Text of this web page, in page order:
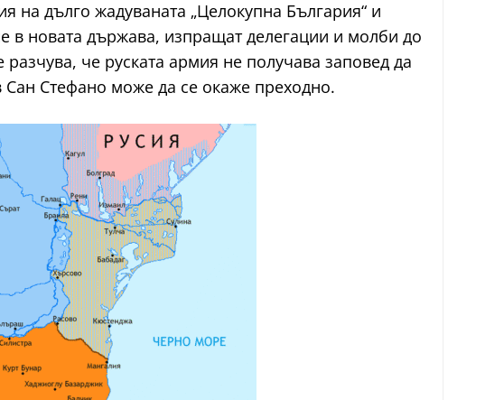
на дълго жадуваната „Целокупна България“ и
в новата държава, изпращат делегации и молби до
че руската армия не получава заповед да
Сан Стефано може да се окаже преходно.